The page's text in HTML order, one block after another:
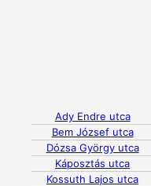
Ady Endre utca
Bem József utca
Dózsa György utca
Káposztás utca
Kossuth Lajos utca